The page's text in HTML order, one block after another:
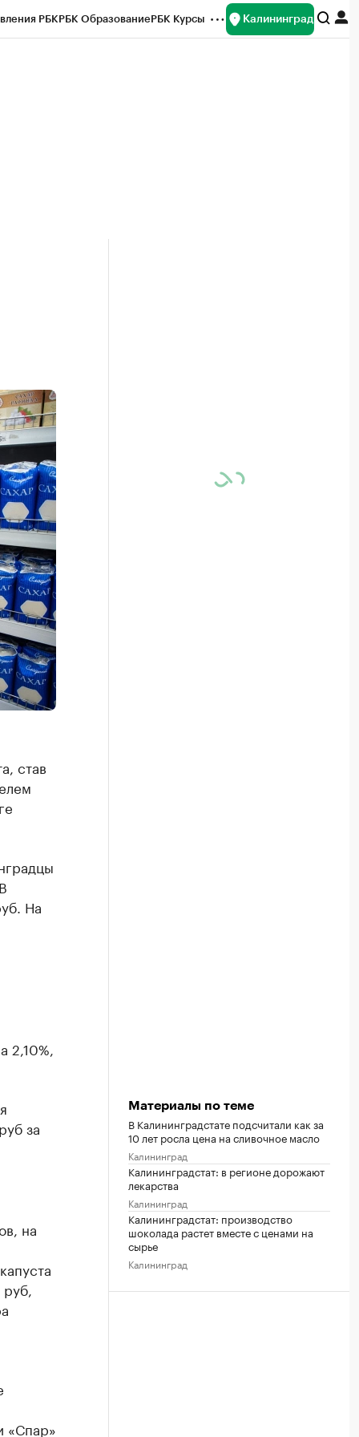
РБКРБК ОбразованиеРБК Курсы Калининград
став
На
2,10%,
за
на
«Спар»
Материалы по теме
В Калининградстате подсчитали как за
10 лет росла цена на сливочное масло
Калининград
Калининградстат: в регионе дорожают
лекарства
Калининград
Калининградстат: производство
шоколада растет вместе с ценами на
сырье
Калининград